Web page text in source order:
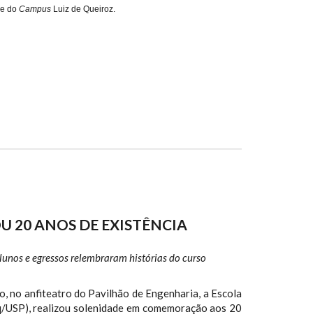
do Campus Luiz de Queiroz.
20 ANOS DE EXISTÊNCIA
e egressos relembraram histórias do curso
no anfiteatro do Pavilhão de Engenharia, a Escola
realizou solenidade em comemoração aos 20